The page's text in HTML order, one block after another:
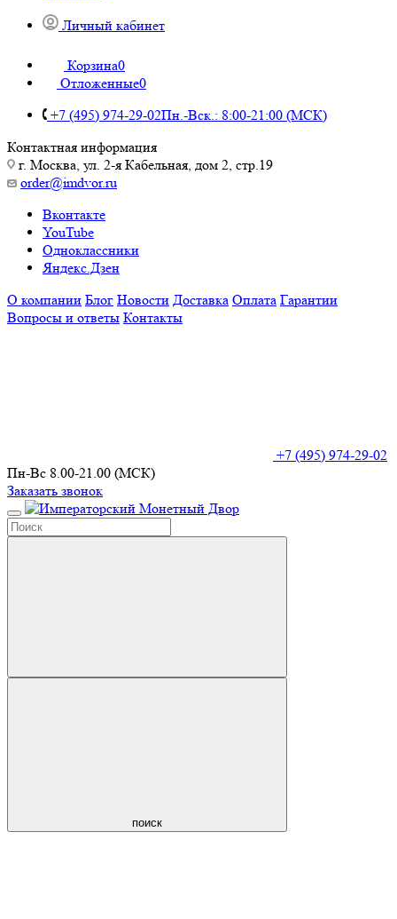
Личный кабинет
Корзина0
Отложенные0
+7 (495) 974-29-02Пн.-Вск.: 8:00-21:00 (МСК)
Контактная информация
г. Москва, ул. 2-я Кабельная, дом 2, стр.19
order@imdvor.ru
Вконтакте
YouTube
Одноклассники
Яндекс.Дзен
О компании Блог Новости Доставка Оплата Гарантии
Вопросы и ответы Контакты
+7 (495) 974-29-02
Пн-Вс 8.00-21.00 (МСК)
Заказать звонок
поиск